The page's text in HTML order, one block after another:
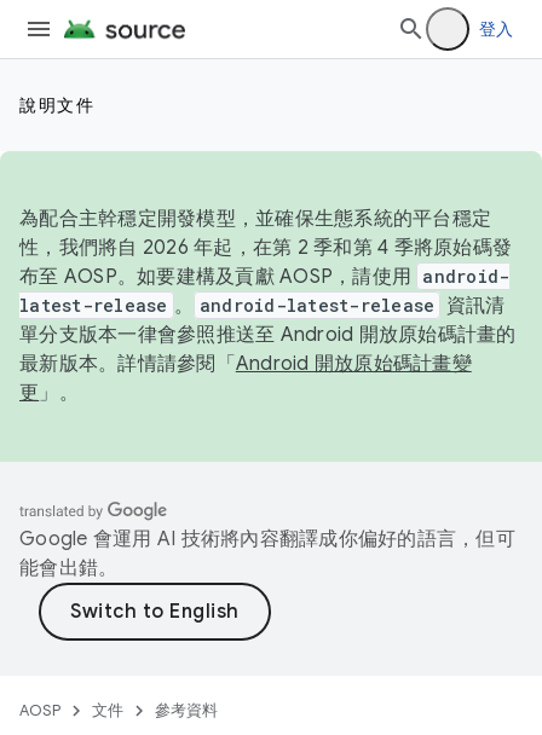
登入
說明文件
為配合主幹穩定開發模型，並確保生態系統的平台穩定
性，我們將自 2026 年起，在第 2 季和第 4 季將原始碼發
布至 AOSP。如要建構及貢獻 AOSP，請使用 android-
latest-release 。 android-latest-release
資訊清
單分支版本一律會參照推送至 Android 開放原始碼計畫的
最新版本。詳情請參閱「 Android 開放原始碼計畫變
更 」。
Google 會運用 AI 技術將內容翻譯成你偏好的語言，但可
能會出錯。
AOSP 文件 參考資料